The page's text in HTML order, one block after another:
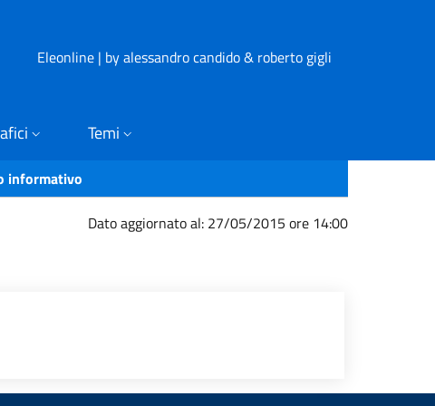
Eleonline | by alessandro candido & roberto gigli
Temi
informativo
Dato aggiornato al: 27/05/2015 ore 14:00